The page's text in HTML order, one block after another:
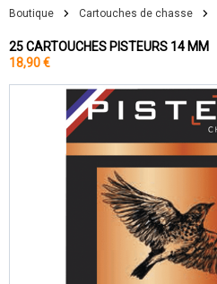
Boutique Cartouches de chasse
25 CARTOUCHES PISTEURS 14 MM
18,90 €